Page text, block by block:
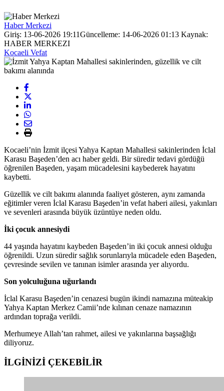
Haber Merkezi
Giriş: 13-06-2026 19:11Güncelleme: 14-06-2026 01:13 Kaynak:
HABER MERKEZI
Kocaeli Vefat
Kocaeli’nin İzmit ilçesi Yahya Kaptan Mahallesi sakinlerinden İclal
Karasu Başeden’den acı haber geldi. Bir süredir tedavi gördüğü
öğrenilen Başeden, yaşam mücadelesini kaybederek hayatını
kaybetti.
Güzellik ve cilt bakımı alanında faaliyet gösteren, aynı zamanda
eğitimler veren İclal Karasu Başeden’in vefat haberi ailesi, yakınları
ve sevenleri arasında büyük üzüntüye neden oldu.
İki çocuk annesiydi
44 yaşında hayatını kaybeden Başeden’in iki çocuk annesi olduğu
öğrenildi. Uzun süredir sağlık sorunlarıyla mücadele eden Başeden,
çevresinde sevilen ve tanınan isimler arasında yer alıyordu.
Son yolculuğuna uğurlandı
İclal Karasu Başeden’in cenazesi bugün ikindi namazına müteakip
Yahya Kaptan Merkez Camii’nde kılınan cenaze namazının
ardından toprağa verildi.
Merhumeye Allah’tan rahmet, ailesi ve yakınlarına başsağlığı
diliyoruz.
İLGİNİZİ ÇEKEBİLİR